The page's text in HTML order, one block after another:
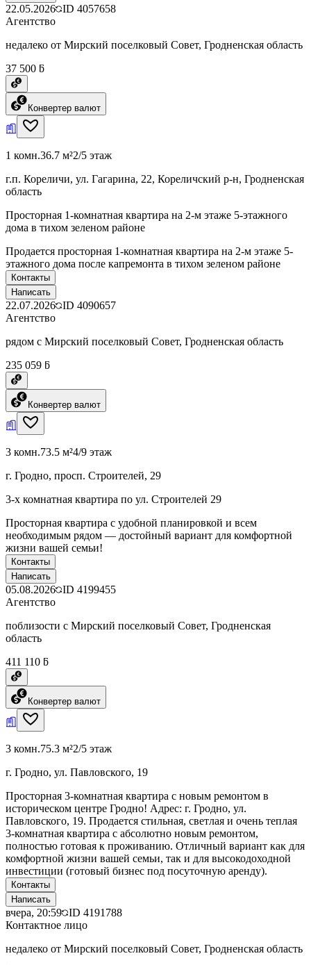
22.05.2026 ID 4057658
Агентство
недалеко от Мирский поселковый Совет, Гродненская область
37 500 ƃ
Конвертер валют
1 комн.36.7 м²2/5 этаж
г.п. Кореличи, ул. Гагарина, 22, Кореличский р-н, Гродненская
область
Просторная 1-комнатная квартира на 2-м этаже 5-этажного
дома в тихом зеленом районе
Продается просторная 1-комнатная квартира на 2-м этаже 5-
этажного дома после капремонта в тихом зеленом районе
Контакты
Написать
22.07.2026 ID 4090657
Агентство
рядом с Мирский поселковый Совет, Гродненская область
235 059 ƃ
Конвертер валют
3 комн.73.5 м²4/9 этаж
г. Гродно, просп. Строителей, 29
3-х комнатная квартира по ул. Строителей 29
Просторная квартира с удобной планировкой и всем
необходимым рядом — достойный вариант для комфортной
жизни вашей семьи!
Контакты
Написать
05.08.2026 ID 4199455
Агентство
поблизости с Мирский поселковый Совет, Гродненская
область
411 110 ƃ
Конвертер валют
3 комн.75.3 м²2/5 этаж
г. Гродно, ул. Павловского, 19
Просторная 3-комнатная квартира с новым ремонтом в
историческом центре Гродно! Адрес: г. Гродно, ул.
Павловского, 19. Продается стильная, светлая и очень теплая
3-комнатная квартира с абсолютно новым ремонтом,
полностью готовая к проживанию. Отличный вариант как для
комфортной жизни вашей семьи, так и для высокодоходной
инвестиции (готовый бизнес под посуточную аренду).
Контакты
Написать
вчера, 20:59 ID 4191788
Контактное лицо
недалеко от Мирский поселковый Совет, Гродненская область